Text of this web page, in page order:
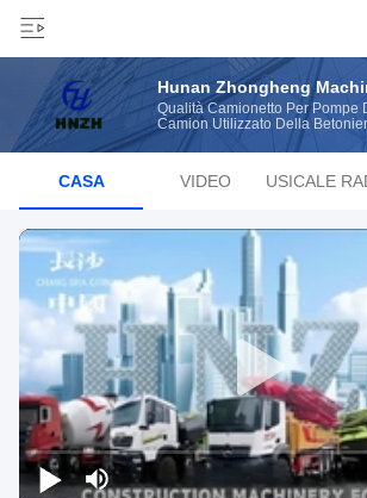
Hunan Zhongheng
Qualità Camionetto Per Pompe
Camion Utilizzato Della
CASA VIDEO
LISTA MUSICALE